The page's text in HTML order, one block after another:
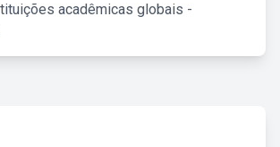
acadêmicas globais -